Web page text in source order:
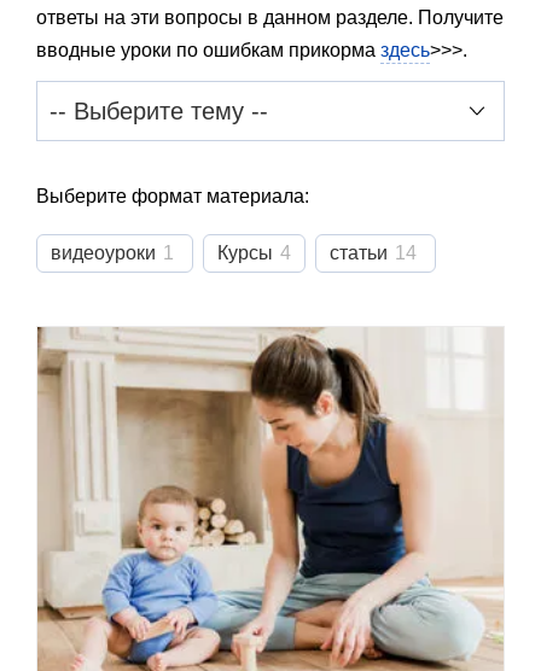
ответы на эти вопросы в данном разделе. Получите
вводные уроки по ошибкам прикорма здесь>>>.
Выберите формат материала:
видеоуроки 1 Курсы 4 статьи 14